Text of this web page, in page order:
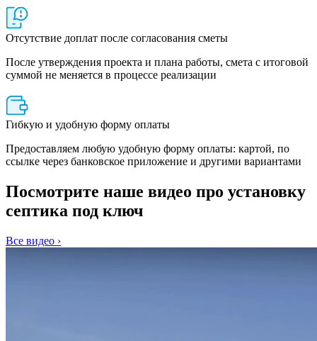
Отсутствие доплат после согласования сметы
После утверждения проекта и плана работы, смета с итоговой
суммой не меняется в процессе реализации
Гибкую и удобную форму оплаты
Предоставляем любую удобную форму оплаты: картой, по
ссылке через банковское приложение и другими вариантами
Посмотрите наше видео про установку
септика под ключ
Все видео ›